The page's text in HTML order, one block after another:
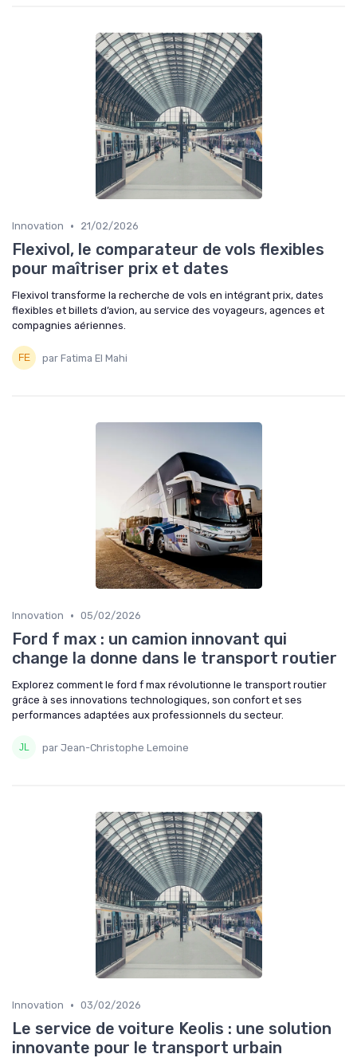
Innovation • 21/02/2026
Flexivol, le comparateur de vols flexibles
pour maîtriser prix et dates
Flexivol transforme la recherche de vols en intégrant prix, dates
flexibles et billets d’avion, au service des voyageurs, agences et
compagnies aériennes.
par Fatima El Mahi
Innovation • 05/02/2026
Ford f max : un camion innovant qui
change la donne dans le transport routier
Explorez comment le ford f max révolutionne le transport routier
grâce à ses innovations technologiques, son confort et ses
performances adaptées aux professionnels du secteur.
par Jean-Christophe Lemoine
Innovation • 03/02/2026
Le service de voiture Keolis : une solution
innovante pour le transport urbain